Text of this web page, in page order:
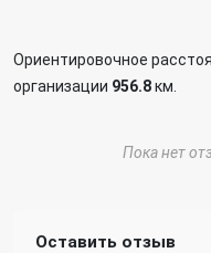
Ориентировочное
организации 956.8км.
Пока нет
Оставить отзыв